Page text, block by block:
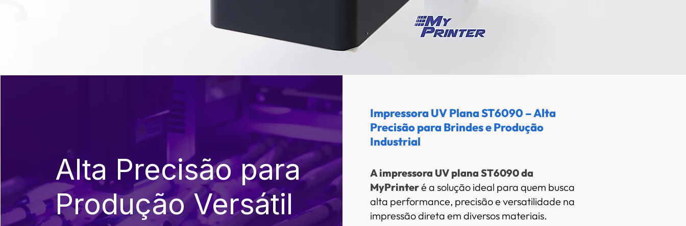
MYPRINTER ST6090 PRODUTIVIDADE TECNOLOGIA PRECISÃO ORÇAMENTO
Alta Precisão para
Produção Versátil
Impressora UV Plana ST6090 – Alta
Precisão para Brindes e Produção
Industrial
A impressora UV plana ST6090 da
MyPrinteré a solução ideal para quem busca
alta performance, precisão e versatilidade na
impressão direta em diversos materiais.